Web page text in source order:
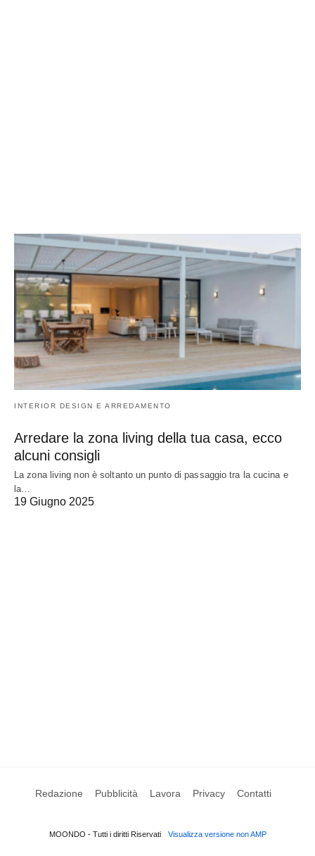
INTERIOR DESIGN E ARREDAMENTO
Arredare la zona living della tua casa, ecco
alcuni consigli
La zona living non è soltanto un punto di passaggio tra la cucina e
la…
19 Giugno 2025
Redazione Pubblicità Lavora Privacy Contatti
MOONDO - Tutti i diritti Riservati Visualizza versione non AMP